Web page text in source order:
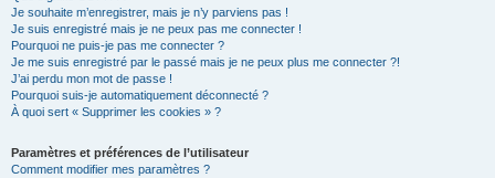
Je souhaite m’enregistrer, mais je n’y parviens pas !
Je suis enregistré mais je ne peux pas me connecter !
Pourquoi ne puis-je pas me connecter ?
Je me suis enregistré par le passé mais je ne peux plus me connecter ?!
J’ai perdu mon mot de passe !
Pourquoi suis-je automatiquement déconnecté ?
À quoi sert « Supprimer les cookies » ?
Paramètres et préférences de l’utilisateur
Comment modifier mes paramètres ?